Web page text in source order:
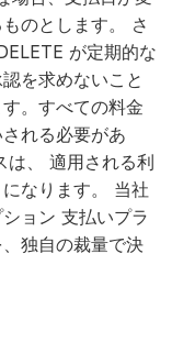
のとします。 さ
が定期的な
を求めないこと
。すべての料金
れる必要があ
は、 適用される利
なります。 当社
ョン 支払いプラ
独自の裁量で決